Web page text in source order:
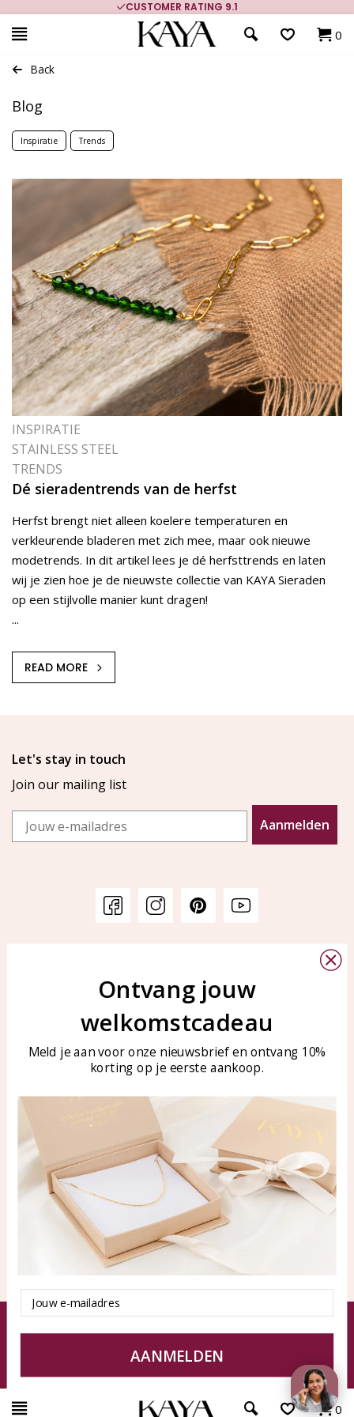
CUSTOMER RATING 9.1
0
Back
Blog
Inspiratie Trends
INSPIRATIE
STAINLESS STEEL
TRENDS
Dé sieradentrends van de herfst
Herfst brengt niet alleen koelere temperaturen en
verkleurende bladeren met zich mee, maar ook nieuwe
modetrends. In dit artikel lees je dé herfsttrends en laten
wij je zien hoe je de nieuwste collectie van KAYA Sieraden
op een stijlvolle manier kunt dragen!
...
READ MORE
Let's stay in touch
Join our mailing list
Email
Aanmelden
Bellen of WhatsApp Ma-Vr
tussen 09:00-17:00
Tel: 0850003187
klantenservice@kayasierade
Products
All products
New products
KAYA Sieraden
About
test
Tips en Advies
Duurzaamheid
0
Ontvang jouw
welkomstcadeau
Meld je aan voor onze nieuwsbrief en ontvang 10%
korting op je eerste aankoop.
Email
AANMELDEN